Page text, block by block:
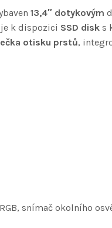
13,4″ dotykovým
je k dispozici SSD disk s
otisku prstů,
snímač okolního